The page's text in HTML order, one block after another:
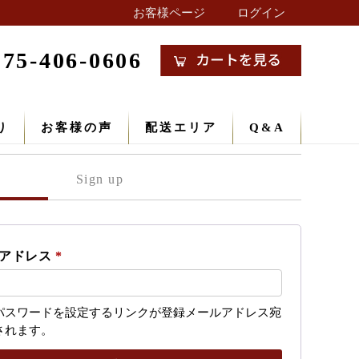
お客様ページ ログイン
406-0606
お客様の声 配送エリア Q&A
ドレス *必
スワードを設定するリンクが登録メールアドレス宛
ます。